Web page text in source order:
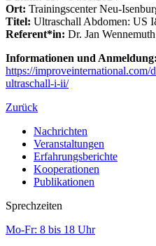
Ort: Trainingscenter Neu-
Titel: Ultraschall Abdomen: US
Referent*in: Dr. Jan Wennemuth
Informationen und Anmeldung:
https://improveinternational.com/
ultraschall-i-ii/
Zurück
Nachrichten
Veranstaltungen
Erfahrungsberichte
Kooperationen
Publikationen
Sprechzeiten
Mo-Fr: 8 bis 18 Uhr